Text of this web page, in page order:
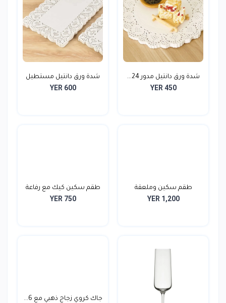
شدة ورق دانتيل مدور 24...
YER 450
شدة ورق دانتيل مستطيل
1...
YER 600
طقم سكين وملعقة
حلويات...
YER 1,200
طقم سكين كيك مع رفاعة
ي...
YER 750
جاك كروي زجاج ذهبي مع 6...